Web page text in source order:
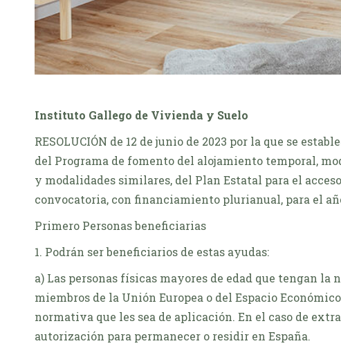
Instituto Gallego de Vivienda y Suelo
RESOLUCIÓN de 12 de junio de 2023 por la que se
del Programa de fomento del alojamiento temporal,
y modalidades similares, del Plan Estatal para el
convocatoria, con financiamiento plurianual, para el
Primero Personas beneficiarias
1. Podrán ser beneficiarios de estas ayudas:
a) Las personas físicas mayores de edad que tengan la
miembros de la Unión Europea o del Espacio
normativa que les sea de aplicación. En el caso de
autorización para permanecer o residir en España.